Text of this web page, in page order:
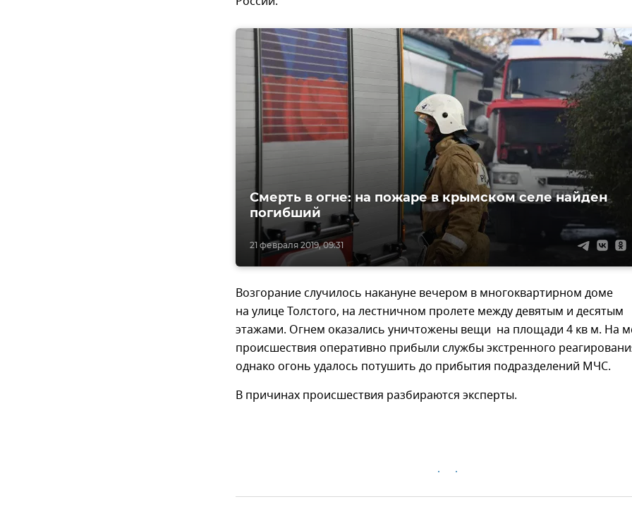
21 февраля 2019, 09:31
Смерть в огне: на пожаре в крымском селе найден
погибший
Возгорание случилось накануне вечером в многоквартирном доме
на улице Толстого, на лестничном пролете между девятым и десятым
этажами. Огнем оказались уничтожены вещи на площади 4 кв м. На
происшествия оперативно прибыли службы экстренного
однако огонь удалось потушить до прибытия подразделений МЧС.
В причинах происшествия разбираются эксперты.